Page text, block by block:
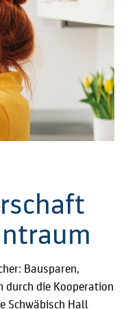
Bausparen,
durch die Kooperation
Schwäbisch Hall